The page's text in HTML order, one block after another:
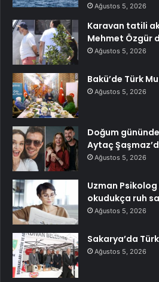
Ağustos 5, 2026
Karavan tatili
Mehmet Özgür
Ağustos 5, 2026
Bakü’de Türk
Ağustos 5, 2026
Doğum
Aytaç
Ağustos 5, 2026
Uzman
okudukça ruh
Ağustos 5, 2026
Sakarya’da
Ağustos 5, 2026